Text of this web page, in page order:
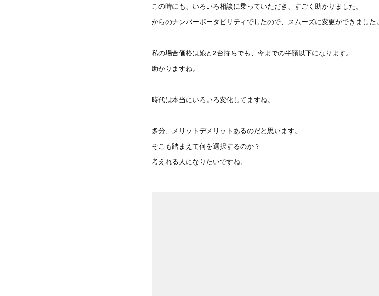
この時にも、いろいろ相談に乗っていただき、すごく助かりました。
からのナンバーポータビリティでしたので、スムーズに変更ができました。
私の場合価格は娘と2台持ちでも、今までの半額以下になります。
助かりますね。
時代は本当にいろいろ変化してますね。
多分、メリットデメリットあるのだと思います。
そこも踏まえて何を選択するのか？
考えれる人になりたいですね。